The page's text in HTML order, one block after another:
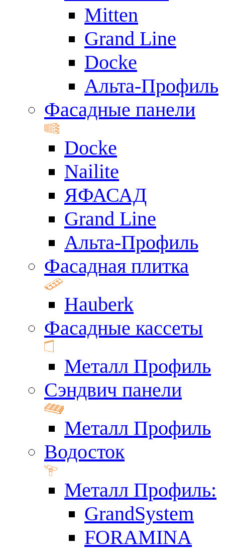
Mitten
Grand Line
Docke
Альта-Профиль
Фасадные панели
Docke
Nailite
ЯФАСАД
Grand Line
Альта-Профиль
Фасадная плитка
Hauberk
Фасадные кассеты
Металл Профиль
Сэндвич панели
Металл Профиль
Водосток
Металл Профиль:
GrandSystem
FORAMINA